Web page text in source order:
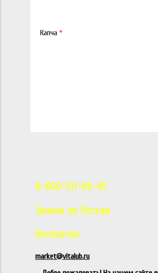
Капча *
8-800-511-85-45
Звонок по России
бесплатно.
market@vitalub.ru